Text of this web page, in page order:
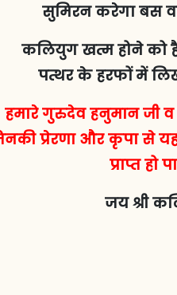
सुमिरन करेगा बस
कलियुग खत्म होने को
पत्थर के हरफों में लिख
हमारे गुरुदेव हनुमान जी
प्रेरणा और कृपा से
प्राप्त हो
जय श्री